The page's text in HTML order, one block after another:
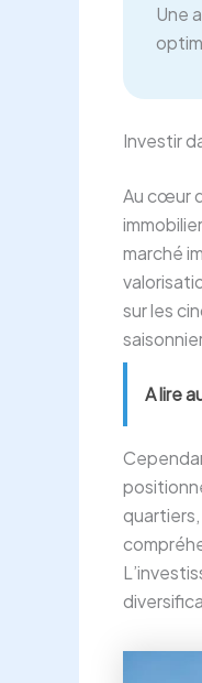
Une
Investir
Au cœur
marché
sur les
A lire